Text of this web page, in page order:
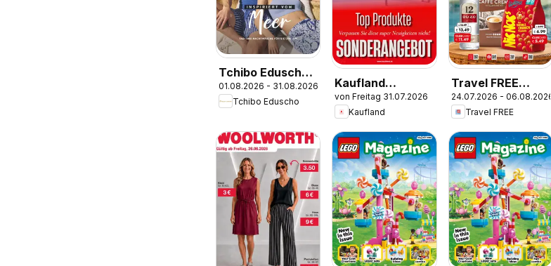
Tchibo Eduscho -
Katalog August
2026
01.08.2026 - 31.08.2026
Tchibo Eduscho
Kaufland
Flugblatt
von Freitag 31.07.2026
Kaufland
Travel FREE
Flugblatt
24.07.2026 - 06.08.2026
Travel FREE